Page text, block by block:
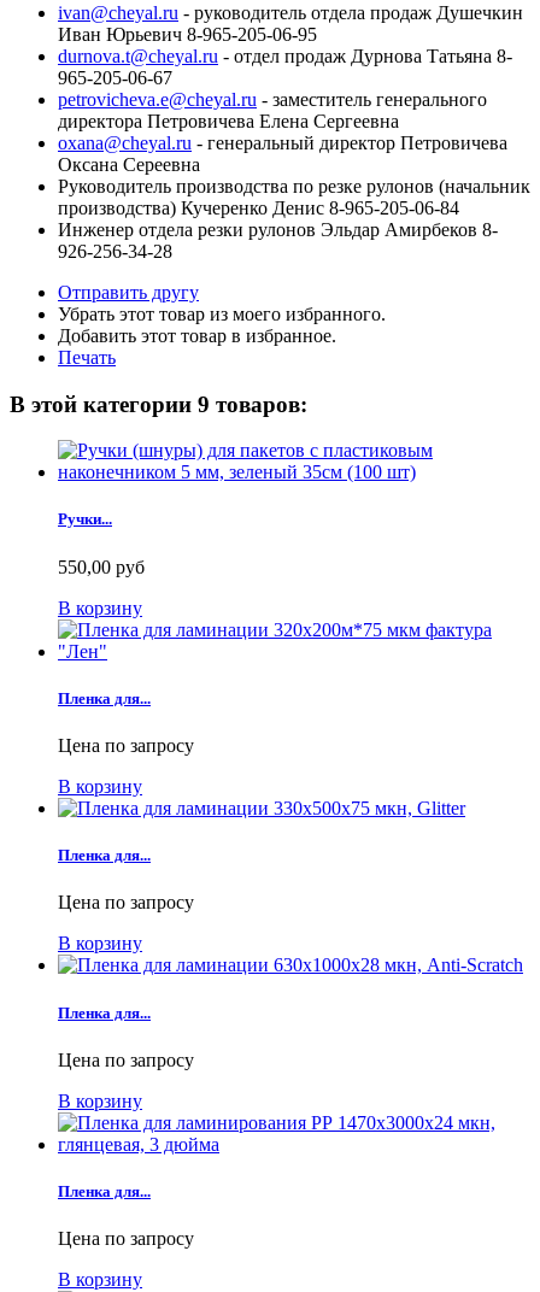
ivan@cheyal.ru - руководитель отдела продаж Душечкин
Иван Юрьевич 8-965-205-06-95
durnova.t@cheyal.ru - отдел продаж Дурнова Татьяна 8-
965-205-06-67
petrovicheva.e@cheyal.ru - заместитель генерального
директора Петровичева Елена Сергеевна
oxana@cheyal.ru - генеральный директор Петровичева
Оксана Сереевна
Руководитель производства по резке рулонов (начальник
производства) Кучеренко Денис 8-965-205-06-84
Инженер отдела резки рулонов Эльдар Амирбеков 8-
926-256-34-28
Отправить другу
Убрать этот товар из моего избранного.
Добавить этот товар в избранное.
Печать
В этой категории 9 товаров:
Ручки...
550,00 руб
В корзину
Пленка для...
Цена по запросу
В корзину
Пленка для...
Цена по запросу
В корзину
Пленка для...
Цена по запросу
В корзину
Пленка для...
Цена по запросу
В корзину